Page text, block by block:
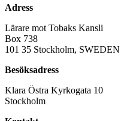
Adress
Lärare mot Tobaks Kansli
Box 738
101 35 Stockholm, SWEDEN
Besöksadress
Klara Östra Kyrkogata 10
Stockholm